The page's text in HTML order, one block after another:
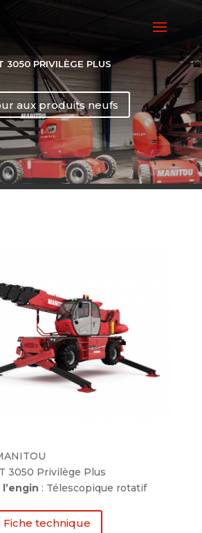
3050 PRIVILÈGE PLUS
aux produits neufs
3050 Privilège Plus
: Télescopique rotatif
Fiche technique